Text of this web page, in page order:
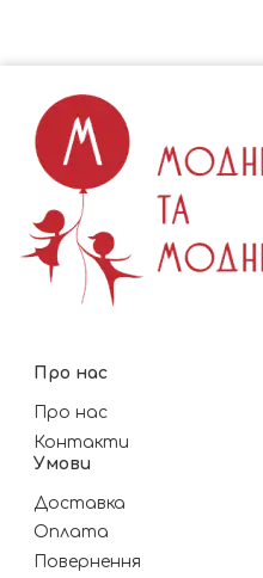
Про нас
Про нас
Контакти
Умови
Доставка
Оплата
Повернення